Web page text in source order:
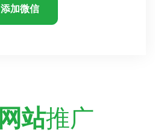
添加微信
网站推广